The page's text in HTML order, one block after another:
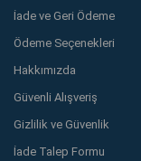
İade ve Geri Ödeme
Ödeme Seçenekleri
Hakkımızda
Güvenli Alışveriş
Gizlilik ve Güvenlik
İade Talep Formu